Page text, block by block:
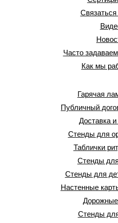
Часто
Как мы
Гарячая
Публичный
Доставка
Стенды для
Таблички
Стенды
Стенды для
Настенные
Дорожные
Стенды